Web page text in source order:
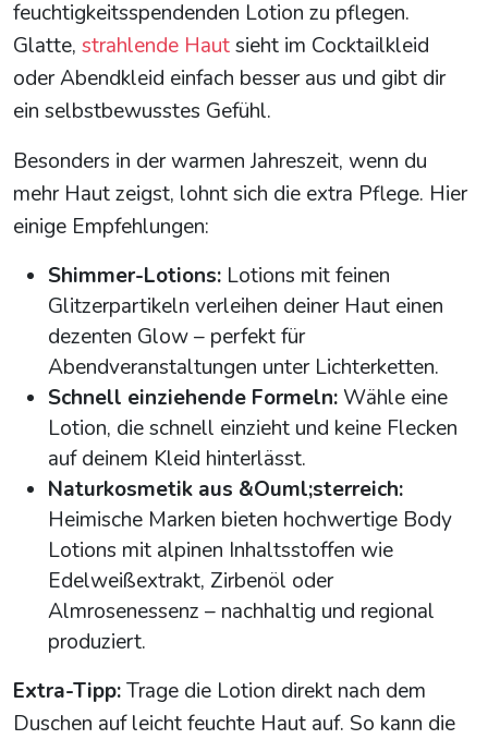
feuchtigkeitsspendenden Lotion zu pflegen.
Glatte, strahlende Hautsieht im Cocktailkleid
oder Abendkleid einfach besser aus und gibt dir
ein selbstbewusstes Gefühl.
Besonders in der warmen Jahreszeit, wenn du
mehr Haut zeigst, lohnt sich die extra Pflege. Hier
einige Empfehlungen:
Shimmer-Lotions: Lotions mit feinen
Glitzerpartikeln verleihen deiner Haut einen
dezenten Glow – perfekt für
Abendveranstaltungen unter Lichterketten.
Schnell einziehende Formeln:Wähle eine
Lotion, die schnell einzieht und keine Flecken
auf deinem Kleid hinterlässt.
Naturkosmetik aus &Ouml;sterreich:
Heimische Marken bieten hochwertige Body
Lotions mit alpinen Inhaltsstoffen wie
Edelweißextrakt, Zirbenöl oder
Almrosenessenz – nachhaltig und regional
produziert.
Extra-Tipp:Trage die Lotion direkt nach dem
Duschen auf leicht feuchte Haut auf. So kann die